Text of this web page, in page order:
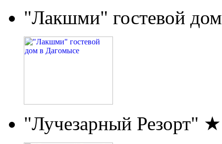
"Лакшми" гостевой
"Лучезарный Резорт"